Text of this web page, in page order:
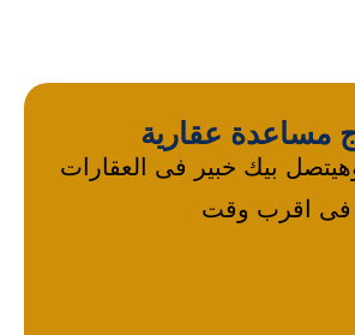
مساعدة عقارية
بيك خبير فى العقارات
فى اقرب وقت